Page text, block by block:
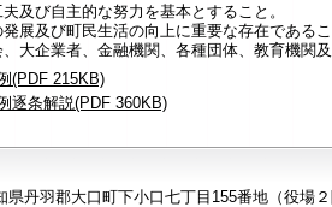
及び自主的な努力を基本とすること。
展及び町民生活の向上に重要な存在である
大企業者、金融機関、各種団体、教育機関
(PDF 215KB)
逐条解説(PDF 360KB)
県丹羽郡大口町下小口七丁目155番地（役場